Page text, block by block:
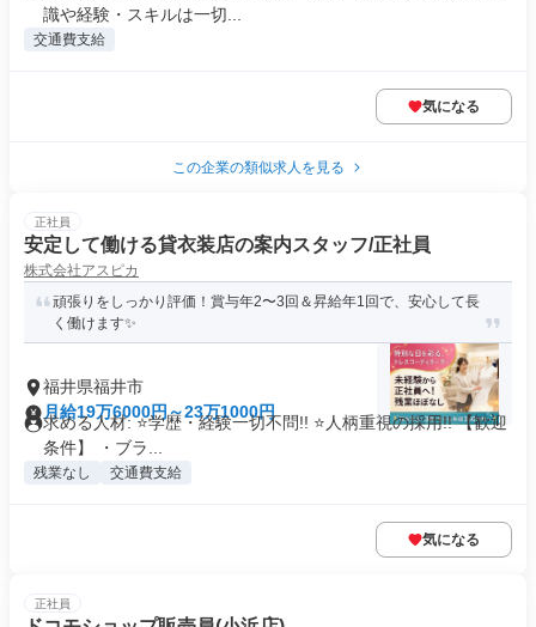
識や経験・スキルは一切...
交通費支給
気になる
この企業の類似求人を見る
正社員
安定して働ける貸衣装店の案内スタッフ/正社員
株式会社アスピカ
頑張りをしっかり評価！賞与年2〜3回＆昇給年1回で、安心して長
く働けます✨
福井県福井市
月給19万6000円～23万1000円
求める人材: ⭐学歴・経験一切不問!! ⭐人柄重視の採用!! 【歓迎
条件】 ・ブラ...
残業なし 交通費支給
気になる
正社員